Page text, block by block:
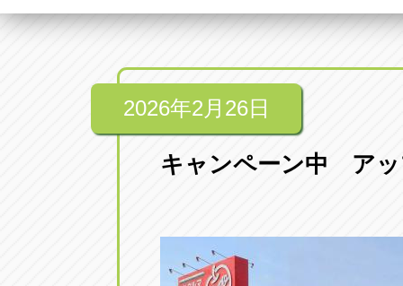
0561-84-
アップル
0586-28-
愛知県瀬戸市美濃池町29-1
アップル一宮22号店
愛知県一宮市朝日3-4-12
愛知県春日井市八田町2-1-16
2026年2月26日
キャンペーン中 アッ